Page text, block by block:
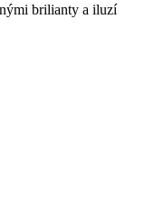
brilianty a iluzí